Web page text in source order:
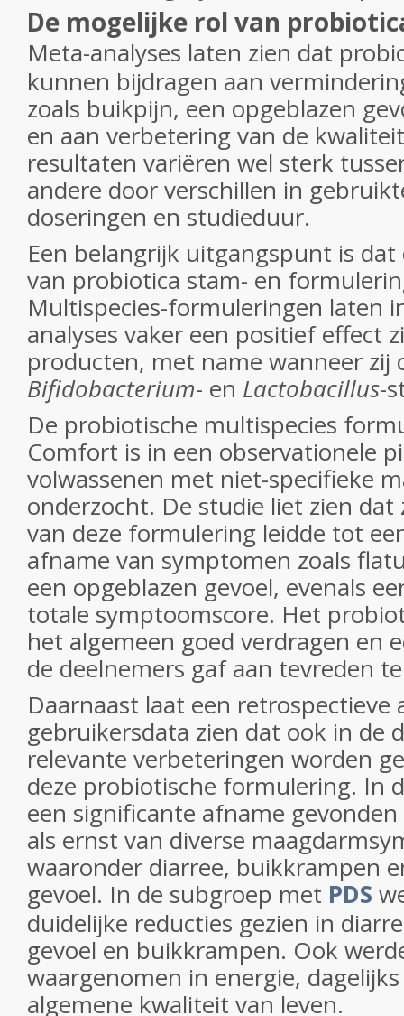
De mogelijke rol van
Meta-analyses laten zien dat
kunnen bijdragen aan
zoals buikpijn, een opgeblazen
en aan verbetering van de
resultaten variëren wel sterk
andere door verschillen in
doseringen en studieduur.
Een belangrijk uitgangspunt is
van probiotica stam- en
Multispecies-formuleringen laten
analyses vaker een positief effect
producten, met name wanneer zij
Bifidobacterium- en Lactobacillus-
De probiotische multispecies
Comfort is in een observationele
volwassenen met niet-specifieke
onderzocht. De studie liet zien dat
van deze formulering leidde tot
afname van symptomen zoals
een opgeblazen gevoel, evenals
totale symptoomscore. Het
het algemeen goed verdragen en
de deelnemers gaf aan tevreden
Daarnaast laat een retrospectieve
gebruikersdata zien dat ook in de
relevante verbeteringen worden
deze probiotische formulering. In
een significante afname
als ernst van diverse
waaronder diarree, buikkrampen
gevoel. In de subgroep met PDS
duidelijke reducties gezien in
gevoel en buikkrampen. Ook
waargenomen in energie,
algemene kwaliteit van leven.